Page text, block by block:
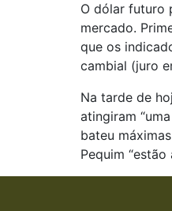
O dólar futuro
mercado.
que os
cambial (juro
Na tarde de
atingiram
bateu
Pequim